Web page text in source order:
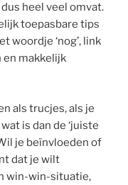
heel veel omvat.
toepasbare tips
woordje ‘nog’, link
en makkelijk
als trucjes, als je
is dan de ‘juiste
je beïnvloeden of
dat je wilt
win-win-situatie,